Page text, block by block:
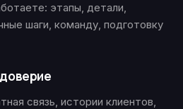
этапы, детали,
шаги, команду, подготовку
связь, истории клиентов,